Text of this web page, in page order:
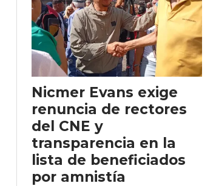
Nicmer Evans exige
renuncia de rectores
del CNE y
transparencia en la
lista de beneficiados
por amnistía